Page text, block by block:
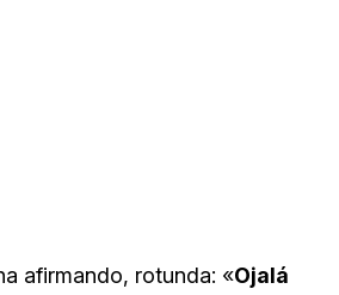
afirmando, rotunda: «Ojalá